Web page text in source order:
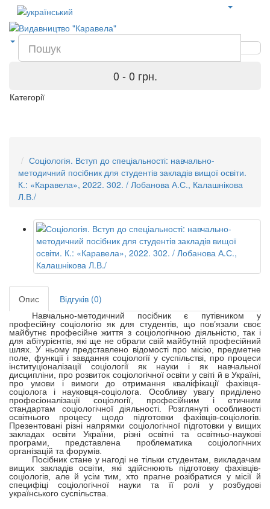
0 - 0 грн.
Категорії
Соціологія. Вступ до спеціальності: навчально-
методичний посібник для студентів закладів вищої освіти.
К.: «Каравела», 2022. 302. / Лобанова А.С., Калашнікова
Л.В./
Опис Відгуків (0)
Навчально-методичний посібник є путівником у
професійну соціологію як для студентів, що пов’язали своє
майбутнє професійне життя з соціологічною діяльністю, так і
для абітурієнтів, які ще не обрали свій майбутній професійний
шлях. У ньому представлено відомості про місію, предметне
поле, функції і завдання соціології у суспільстві, про процеси
інституціоналізації соціології як науки і як навчальної
дисципліни, про розвиток соціологічної освіти у світі й в Україні,
про умови і вимоги до отримання кваліфікації фахівця-
соціолога і науковця-соціолога. Особливу увагу приділено
професіоналізації соціології, професійним і етичним
стандартам соціологічної діяльності. Розглянуті особливості
освітнього процесу щодо підготовки фахівців-соціологів.
Презентовані різні напрямки соціологічної підготовки у вищих
закладах освіти України, різні освітні та освітньо-наукові
програми, представлена проблематика соціологічних
організацій та форумів.
Посібник стане у нагоді не тільки студентам, викладачам
вищих закладів освіти, які здійснюють підготовку фахівців-
соціологів, але й усім тим, хто прагне розібратися у місії й
специфіці соціологічної науки та її ролі у розбудові
українського суспільства.